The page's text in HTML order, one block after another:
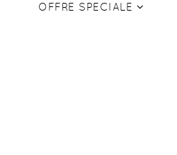
OFFRE SPECIALE